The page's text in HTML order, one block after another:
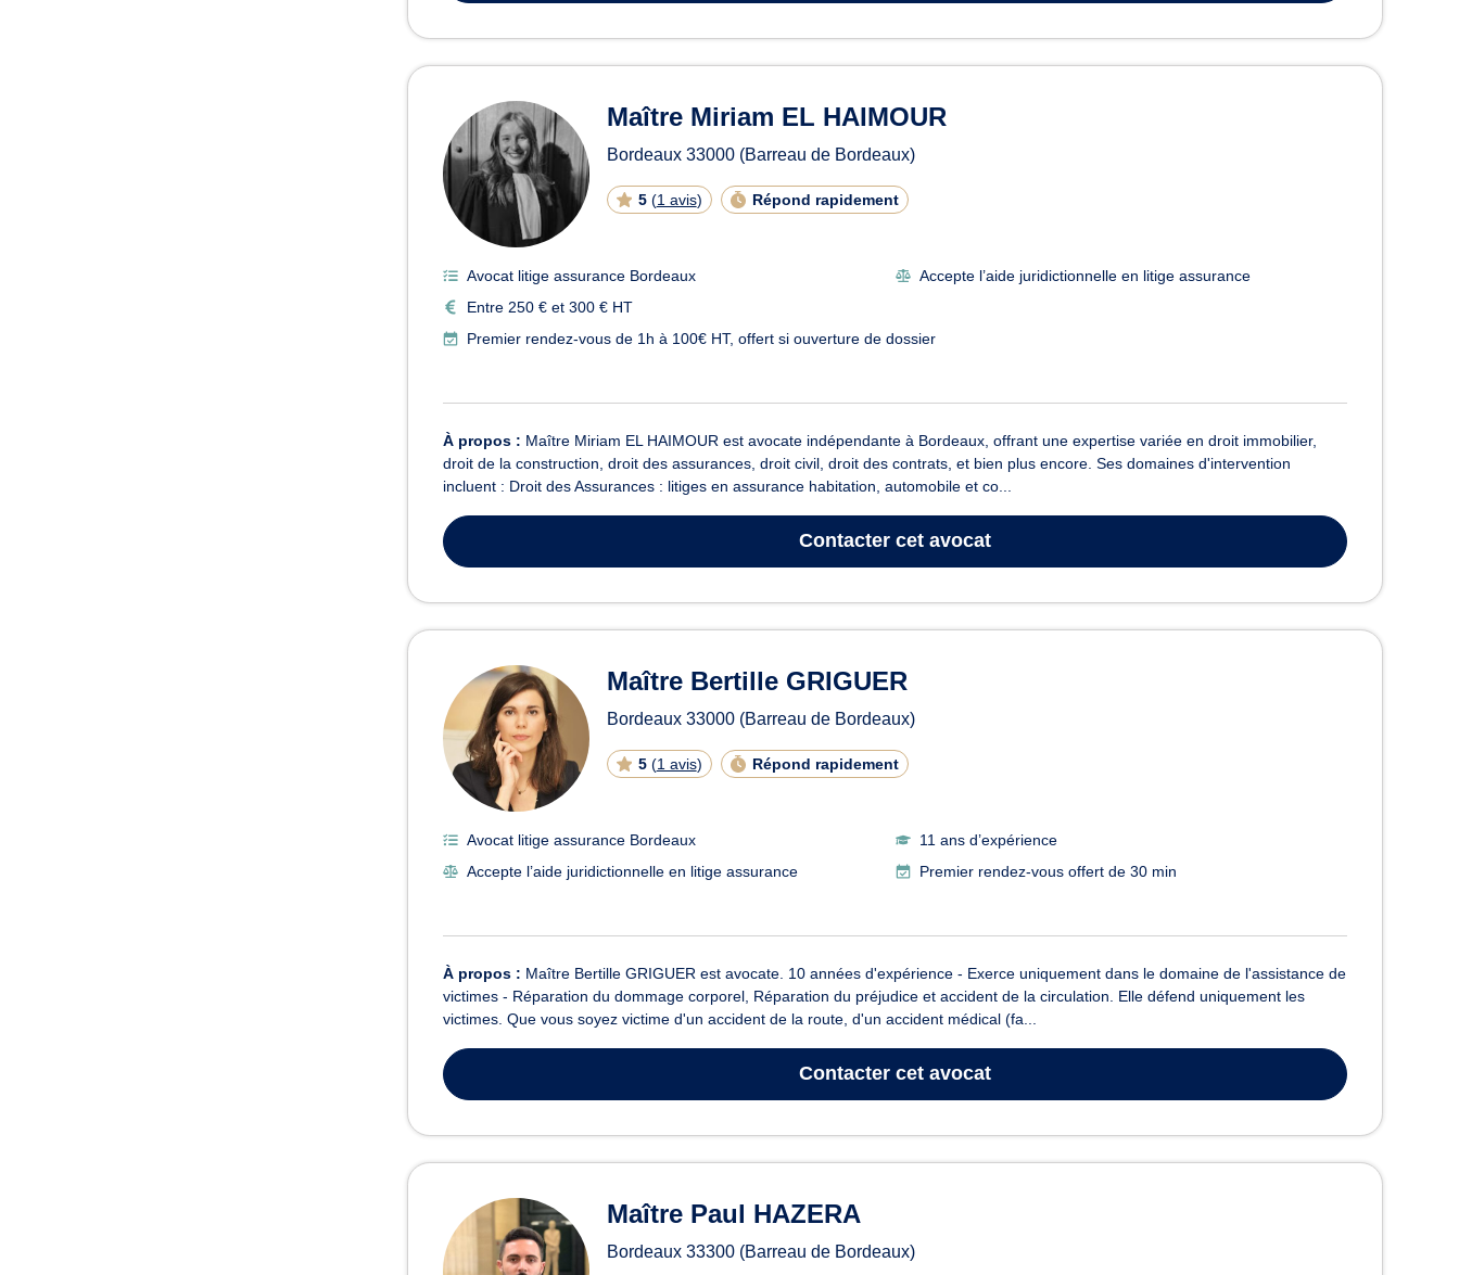
Maître Miriam EL HAIMOUR
Bordeaux 33000 (Barreau de Bordeaux)
5 (1 avis) Répond rapidement
Avocat litige assurance Bordeaux
Accepte l’aide juridictionnelle en litige assurance
Entre 250 € et 300 € HT
Premier rendez-vous de 1h à 100€ HT, offert si ouverture de dossier
À propos : Maître Miriam EL HAIMOUR est avocate indépendante à Bordeaux, offrant une expertise variée en droit immobilier,
droit de la construction, droit des assurances, droit civil, droit des contrats, et bien plus encore. Ses domaines d'intervention
incluent : Droit des Assurances : litiges en assurance habitation, automobile et co...
Contacter cet avocat
Maître Bertille GRIGUER
Bordeaux 33000 (Barreau de Bordeaux)
5 (1 avis) Répond rapidement
Avocat litige assurance Bordeaux
11 ans d’expérience
Accepte l’aide juridictionnelle en litige assurance
Premier rendez-vous offert de 30 min
À propos : Maître Bertille GRIGUER est avocate. 10 années d'expérience - Exerce uniquement dans le domaine de l'assistance de
victimes - Réparation du dommage corporel, Réparation du préjudice et accident de la circulation. Elle défend uniquement les
victimes. Que vous soyez victime d'un accident de la route, d'un accident médical (fa...
Contacter cet avocat
Maître Paul HAZERA
Bordeaux 33300 (Barreau de Bordeaux)